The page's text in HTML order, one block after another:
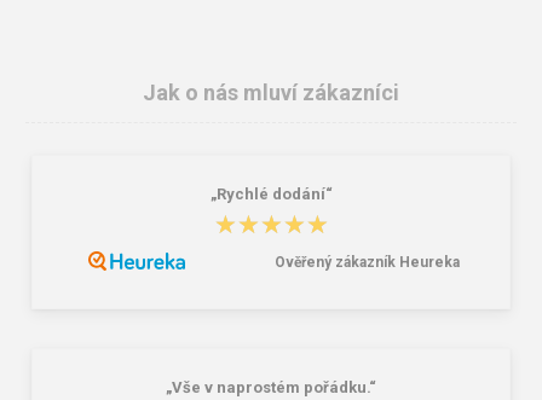
CXS PATON Pracovní rukavice
90,00 Kč 48,30 Kč
Jak o nás mluví zákazníci
„Rychlé dodání“
★★★★★
★★★★★
Ověřený zákazník Heureka
„Vše v naprostém pořádku.“